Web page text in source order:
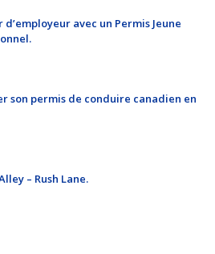
d’employeur avec un Permis Jeune
son permis de conduire canadien en
– Rush Lane.